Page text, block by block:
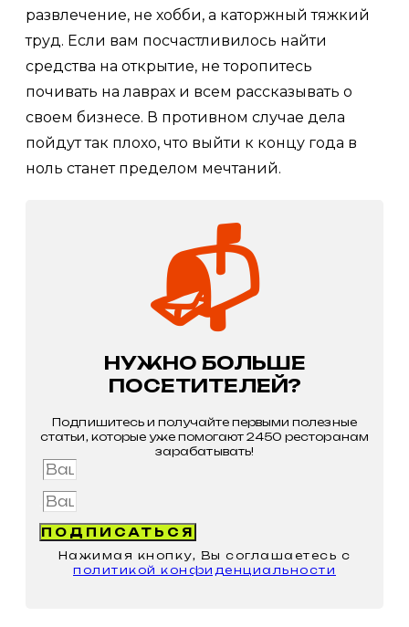
развлечение, не хобби, а каторжный тяжкий
труд. Если вам посчастливилось найти
средства на открытие, не торопитесь
почивать на лаврах и всем рассказывать о
своем бизнесе. В противном случае дела
пойдут так плохо, что выйти к концу года в
ноль станет пределом мечтаний.
📬
НУЖНО БОЛЬШЕ
ПОСЕТИТЕЛЕЙ?
Подпишитесь и получайте первыми полезные
статьи, которые уже помогают 2450 ресторанам
зарабатывать!
ПОДПИСАТЬСЯ
Нажимая кнопку, Вы соглашаетесь с
политикой конфиденциальности